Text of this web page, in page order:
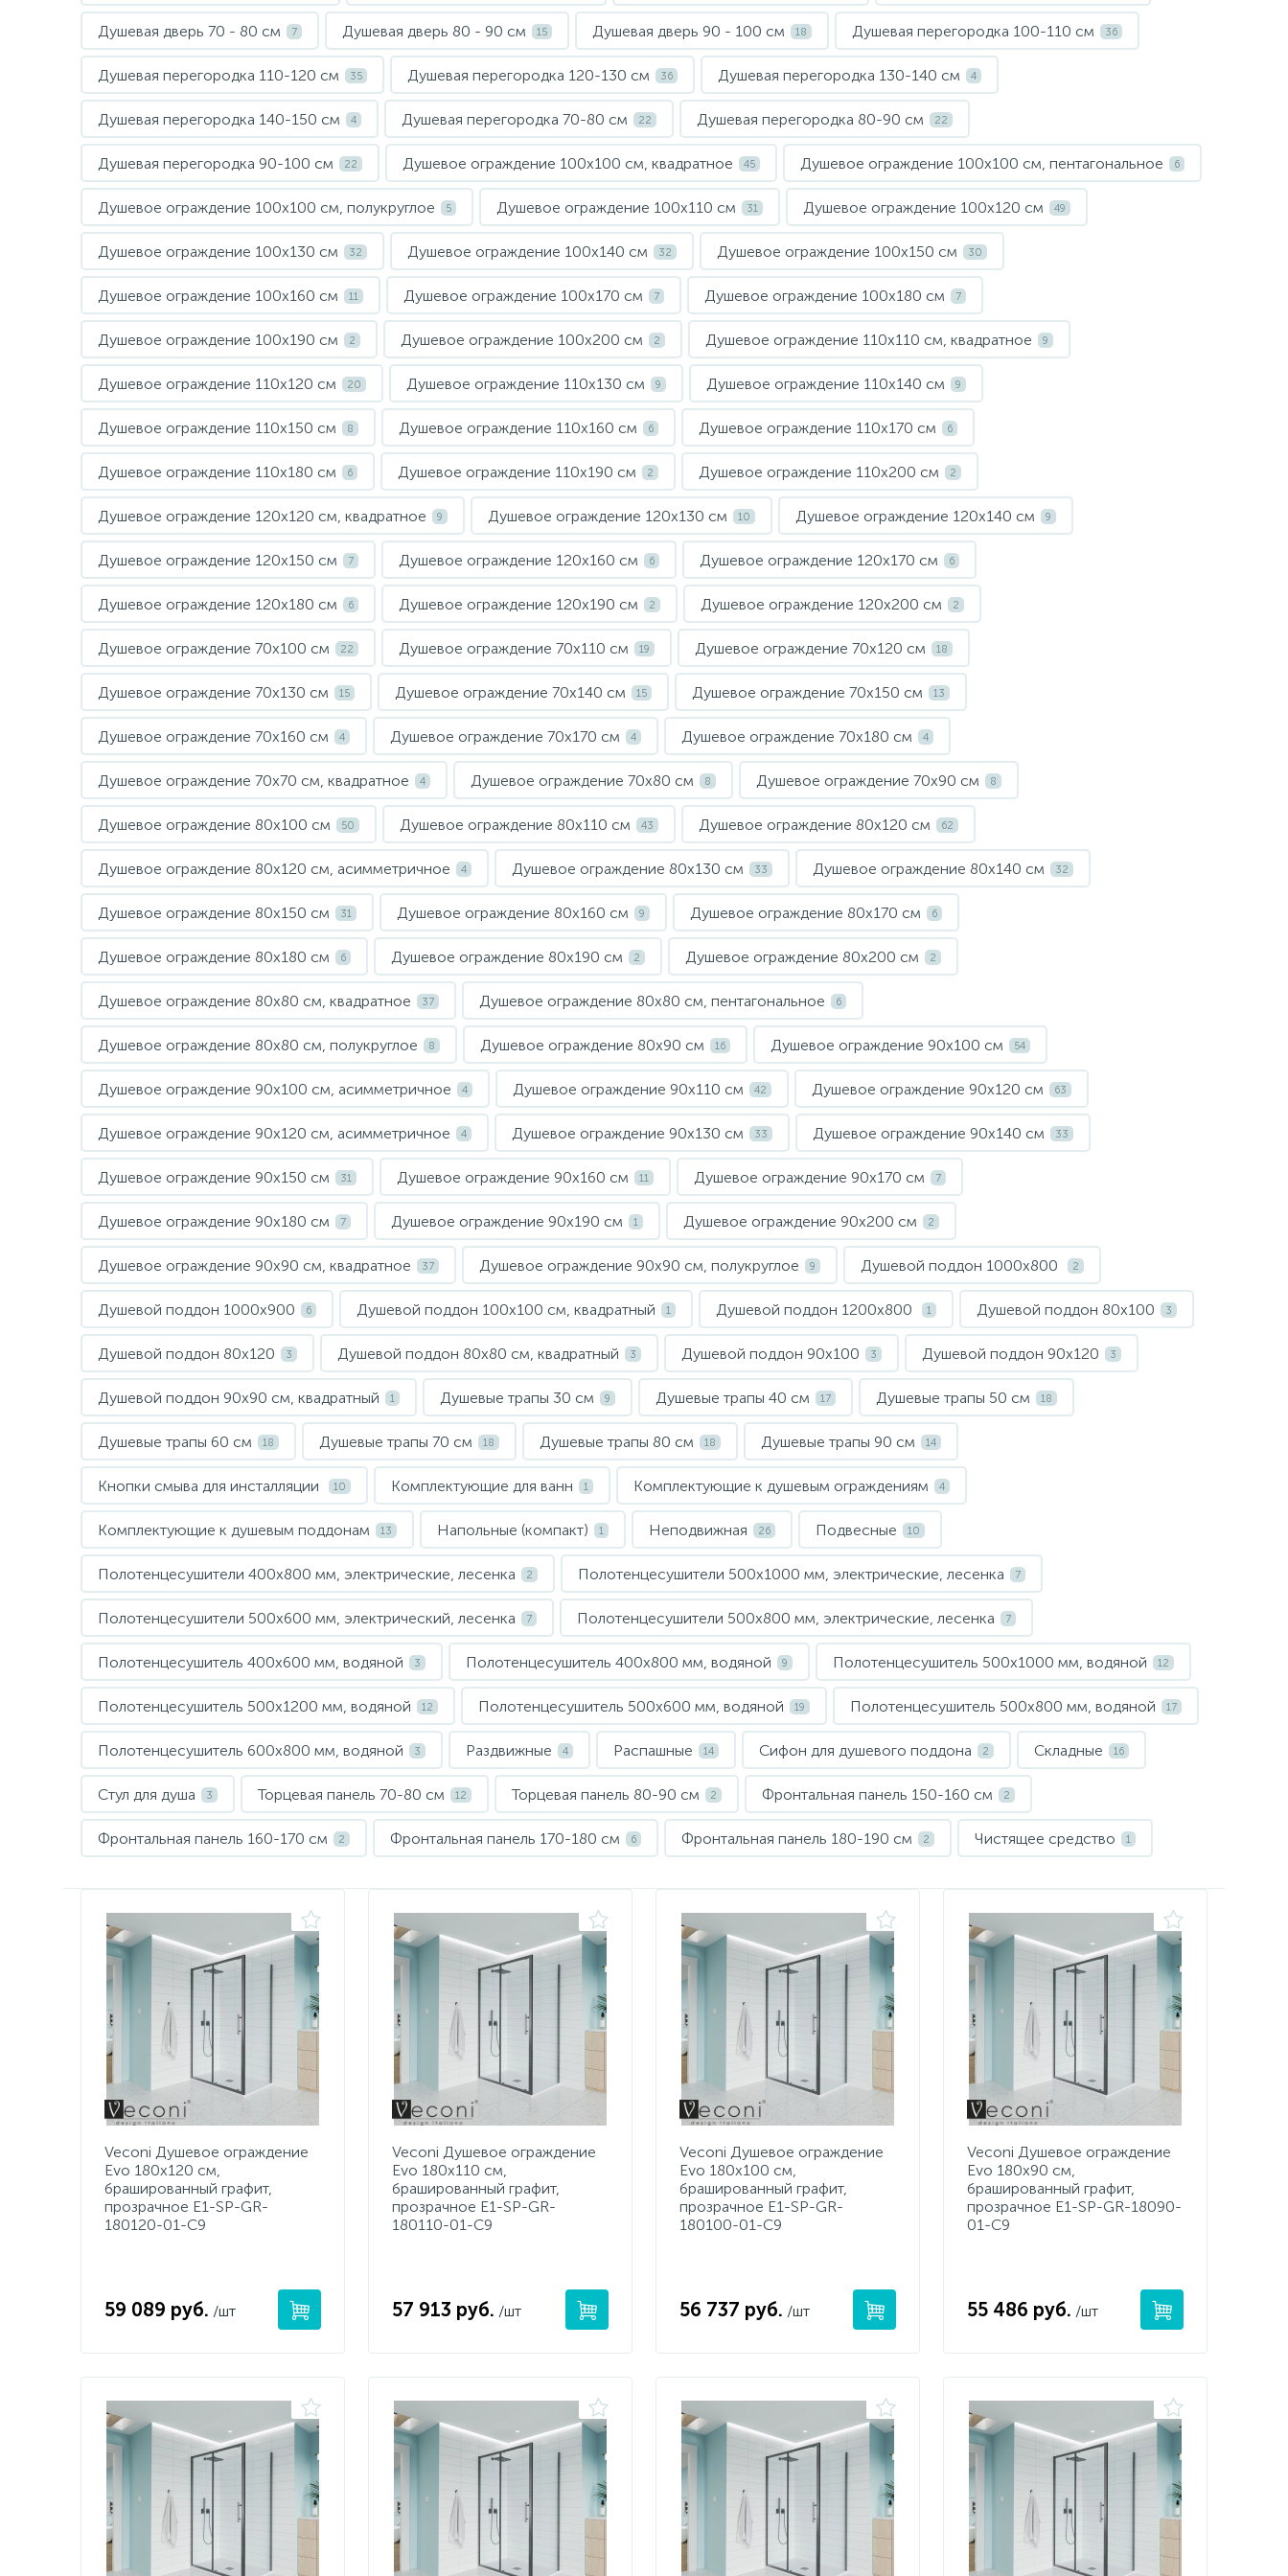
Смесители на борт ванны
Смесители напольные для ванн и раковин
Чистящее средство
Душевая дверь 70 - 80 см 7 Душевая дверь 80 - 90 см 15 Душевая дверь 90 - 100 см 18 Душевая перегородка 100-110 см 36
Душевая перегородка 110-120 см 35 Душевая перегородка 120-130 см 36 Душевая перегородка 130-140 см 4
Душевая перегородка 140-150 см 4 Душевая перегородка 70-80 см 22 Душевая перегородка 80-90 см 22
Душевая перегородка 90-100 см 22 Душевое ограждение 100х100 см, квадратное 45 Душевое ограждение 100х100 см, пентагональное 6
Душевое ограждение 100х100 см, полукруглое 5 Душевое ограждение 100х110 см 31 Душевое ограждение 100х120 см 49
Душевое ограждение 100х130 см 32 Душевое ограждение 100х140 см 32 Душевое ограждение 100х150 см 30
Душевое ограждение 100х160 см 11 Душевое ограждение 100х170 см 7 Душевое ограждение 100х180 см 7
Душевое ограждение 100х190 см 2 Душевое ограждение 100х200 см 2 Душевое ограждение 110х110 см, квадратное 9
Душевое ограждение 110х120 см 20 Душевое ограждение 110х130 см 9 Душевое ограждение 110х140 см 9
Душевое ограждение 110х150 см 8 Душевое ограждение 110х160 см 6 Душевое ограждение 110х170 см 6
Душевое ограждение 110х180 см 6 Душевое ограждение 110х190 см 2 Душевое ограждение 110х200 см 2
Душевое ограждение 120х120 см, квадратное 9 Душевое ограждение 120х130 см 10 Душевое ограждение 120х140 см 9
Душевое ограждение 120х150 см 7 Душевое ограждение 120х160 см 6 Душевое ограждение 120х170 см 6
Душевое ограждение 120х180 см 6 Душевое ограждение 120х190 см 2 Душевое ограждение 120х200 см 2
Душевое ограждение 70х100 см 22 Душевое ограждение 70х110 см 19 Душевое ограждение 70х120 см 18
Душевое ограждение 70х130 см 15 Душевое ограждение 70х140 см 15 Душевое ограждение 70х150 см 13
Душевое ограждение 70х160 см 4 Душевое ограждение 70х170 см 4 Душевое ограждение 70х180 см 4
Душевое ограждение 70х70 см, квадратное 4 Душевое ограждение 70х80 см 8 Душевое ограждение 70х90 см 8
Душевое ограждение 80х100 см 50 Душевое ограждение 80х110 см 43 Душевое ограждение 80х120 см 62
Душевое ограждение 80х120 см, асимметричное 4 Душевое ограждение 80х130 см 33 Душевое ограждение 80х140 см 32
Душевое ограждение 80х150 см 31 Душевое ограждение 80х160 см 9 Душевое ограждение 80х170 см 6
Душевое ограждение 80х180 см 6 Душевое ограждение 80х190 см 2 Душевое ограждение 80х200 см 2
Душевое ограждение 80х80 см, квадратное 37 Душевое ограждение 80х80 см, пентагональное 6
Душевое ограждение 80х80 см, полукруглое 8 Душевое ограждение 80х90 см 16 Душевое ограждение 90х100 см 54
Душевое ограждение 90х100 см, асимметричное 4 Душевое ограждение 90х110 см 42 Душевое ограждение 90х120 см 63
Душевое ограждение 90х120 см, асимметричное 4 Душевое ограждение 90х130 см 33 Душевое ограждение 90х140 см 33
Душевое ограждение 90х150 см 31 Душевое ограждение 90х160 см 11 Душевое ограждение 90х170 см 7
Душевое ограждение 90х180 см 7 Душевое ограждение 90х190 см 1 Душевое ограждение 90х200 см 2
Душевое ограждение 90х90 см, квадратное 37 Душевое ограждение 90х90 см, полукруглое 9 Душевой поддон 1000х800 2
Душевой поддон 1000х900 6 Душевой поддон 100х100 см, квадратный 1 Душевой поддон 1200х800 1 Душевой поддон 80х100 3
Душевой поддон 80х120 3 Душевой поддон 80х80 см, квадратный 3 Душевой поддон 90х100 3 Душевой поддон 90х120 3
Душевой поддон 90х90 см, квадратный 1 Душевые трапы 30 см 9 Душевые трапы 40 см 17 Душевые трапы 50 см 18
Душевые трапы 60 см 18 Душевые трапы 70 см 18 Душевые трапы 80 см 18 Душевые трапы 90 см 14
Кнопки смыва для инсталляции 10 Комплектующие для ванн 1 Комплектующие к душевым ограждениям 4
Комплектующие к душевым поддонам 13 Напольные (компакт) 1 Неподвижная 26 Подвесные 10
Полотенцесушители 400х800 мм, электрические, лесенка 2 Полотенцесушители 500х1000 мм, электрические, лесенка 7
Полотенцесушители 500х600 мм, электрический, лесенка 7 Полотенцесушители 500х800 мм, электрические, лесенка 7
Полотенцесушитель 400х600 мм, водяной 3 Полотенцесушитель 400х800 мм, водяной 9 Полотенцесушитель 500х1000 мм, водяной 12
Полотенцесушитель 500х1200 мм, водяной 12 Полотенцесушитель 500х600 мм, водяной 19 Полотенцесушитель 500х800 мм, водяной 17
Полотенцесушитель 600х800 мм, водяной 3 Раздвижные 4 Распашные 14 Сифон для душевого поддона 2 Складные 16
Стул для душа 3 Торцевая панель 70-80 см 12 Торцевая панель 80-90 см 2 Фронтальная панель 150-160 см 2
Фронтальная панель 160-170 см 2 Фронтальная панель 170-180 см 6 Фронтальная панель 180-190 см 2 Чистящее средство 1
Veconi Душевое ограждение
Evo 180х120 см,
брашированный графит,
прозрачное E1-SP-GR-
180120-01-C9
59 089 руб. /шт
Veconi Душевое ограждение
Evo 180х110 см,
брашированный графит,
прозрачное E1-SP-GR-
180110-01-C9
57 913 руб. /шт
Veconi Душевое ограждение
Evo 180х100 см,
брашированный графит,
прозрачное E1-SP-GR-
180100-01-C9
56 737 руб. /шт
Veconi Душевое ограждение
Evo 180х90 см,
брашированный графит,
прозрачное E1-SP-GR-18090-
01-C9
55 486 руб. /шт